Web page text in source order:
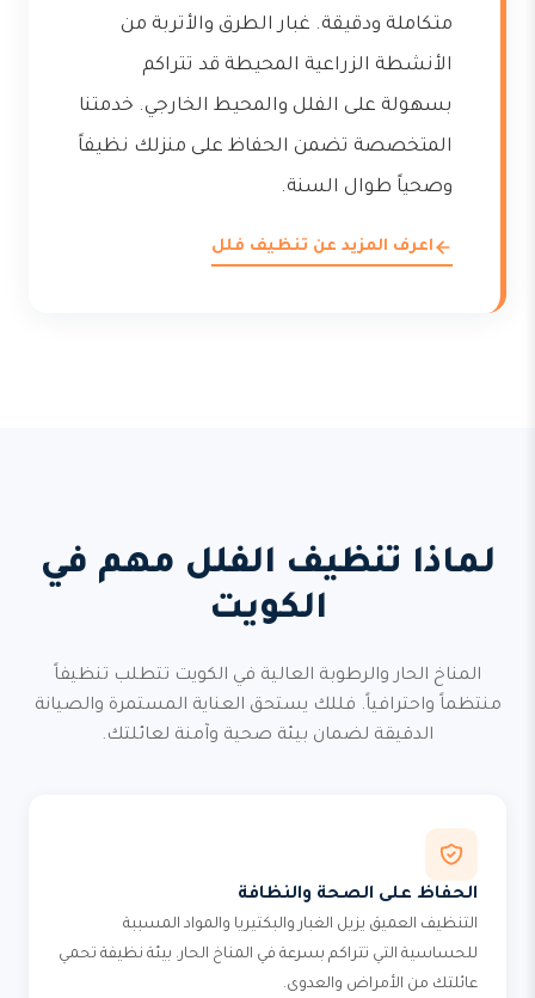
متكاملة ودقيقة. غبار الطرق والأتربة من
الأنشطة الزراعية المحيطة قد تتراكم
بسهولة على الفلل والمحيط الخارجي. خدمتنا
المتخصصة تضمن الحفاظ على منزلك نظيفاً
وصحياً طوال السنة.
اعرف المزيد عن تنظيف فلل
لماذا تنظيف الفلل مهم في
الكويت
المناخ الحار والرطوبة العالية في الكويت تتطلب تنظيفاً
منتظماً واحترافياً. فللك يستحق العناية المستمرة والصيانة
الدقيقة لضمان بيئة صحية وآمنة لعائلتك.
الحفاظ على الصحة والنظافة
التنظيف العميق يزيل الغبار والبكتيريا والمواد المسببة
للحساسية التي تتراكم بسرعة في المناخ الحار. بيئة نظيفة تحمي
عائلتك من الأمراض والعدوى.